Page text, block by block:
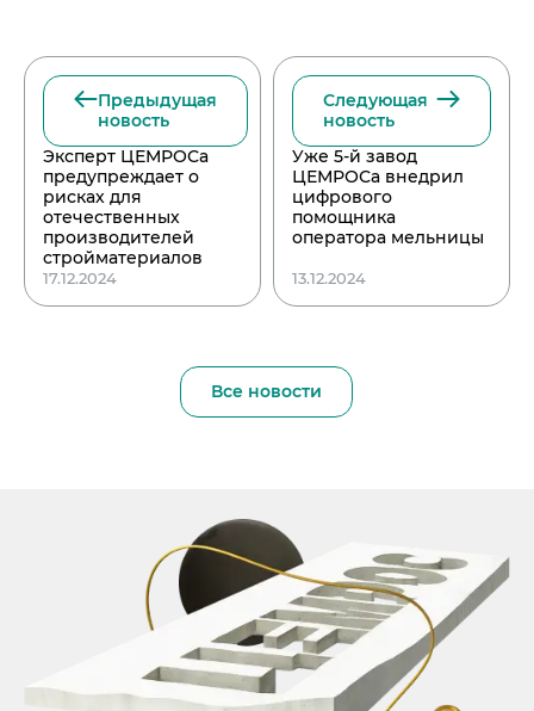
Предыдущая
новость
Эксперт ЦЕМРОСа
предупреждает о
рисках для
отечественных
производителей
стройматериалов
17.12.2024
Следующая
новость
Уже 5-й завод
ЦЕМРОСа внедрил
цифрового
помощника
оператора мельницы
13.12.2024
Все новости